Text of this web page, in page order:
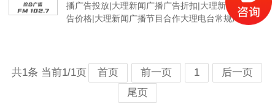
播广告投放|大理新闻广播广告折扣|大理新闻广播广
告价格|大理新闻广播节目合作大理电台常规广告
共1条 当前1/1页 首页 前一页 1
后一页
尾页